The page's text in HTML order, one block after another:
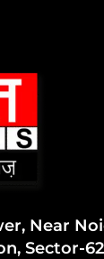
Near
Sector-